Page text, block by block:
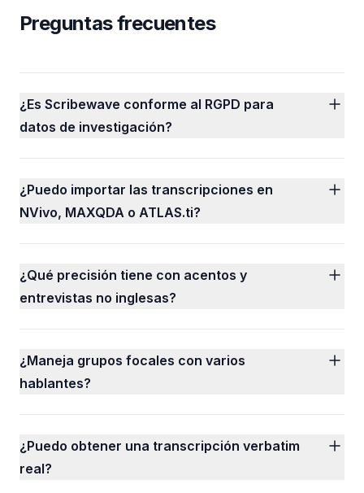
Preguntas frecuentes
¿Es Scribewave conforme al RGPD para
datos de investigación?
¿Puedo importar las transcripciones en
NVivo, MAXQDA o ATLAS.ti?
¿Qué precisión tiene con acentos y
entrevistas no inglesas?
¿Maneja grupos focales con varios
hablantes?
¿Puedo obtener una transcripción verbatim
real?